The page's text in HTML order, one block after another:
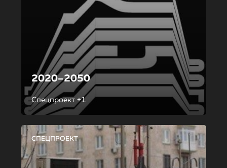
2020–2050
Спецпроект +1
СПЕЦПРОЕКТ